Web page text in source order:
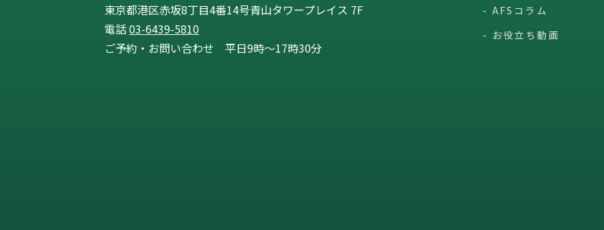
東京都港区赤坂8丁目4番14号青山タワープレイス 7F
電話03-6439-5810
ご予約・お問い合わせ 平日9時〜17時30分
AFSコラム
お役立ち動画